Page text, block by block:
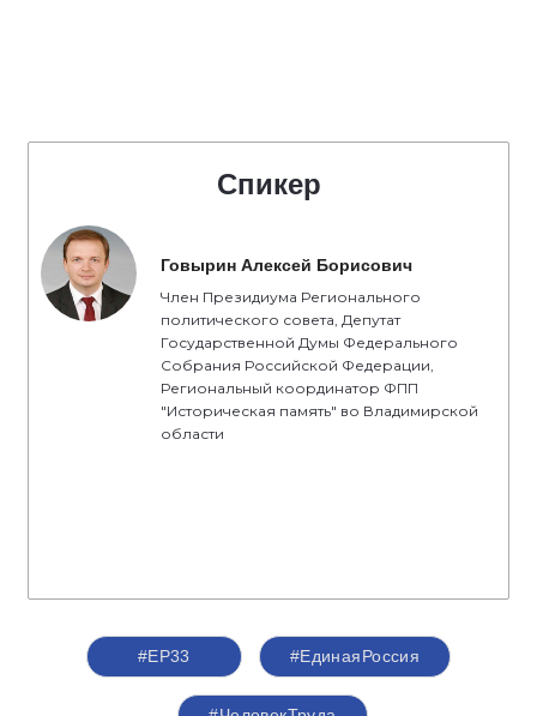
Спикер
Говырин Алексей Борисович
Член Президиума Регионального
политического совета, Депутат
Государственной Думы Федерального
Собрания Российской Федерации,
Региональный координатор ФПП
"Историческая память" во Владимирской
области
#ЕР33 #‎ЕдинаяРоссия